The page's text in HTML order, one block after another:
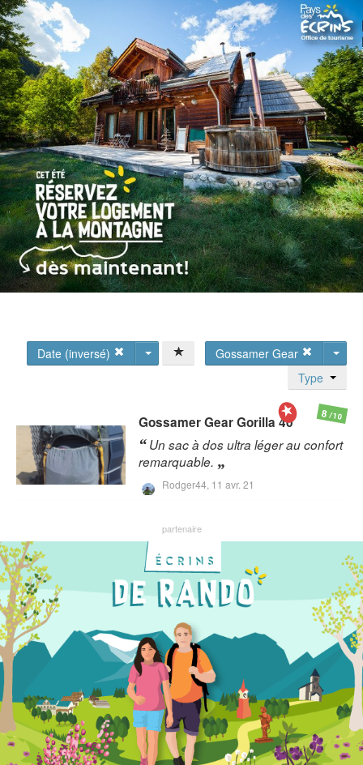
Date (inversé)
Gossamer Gear
Type
Gossamer GearGorilla 40
Un sac à dos ultra léger au confort
remarquable.
Rodger44, 11 avr. 21
8/10